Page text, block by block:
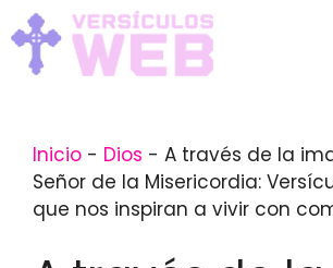
Skip
to
content
Inicio - Dios - A través de la
Señor de la Misericordia:
que nos inspiran a vivir con